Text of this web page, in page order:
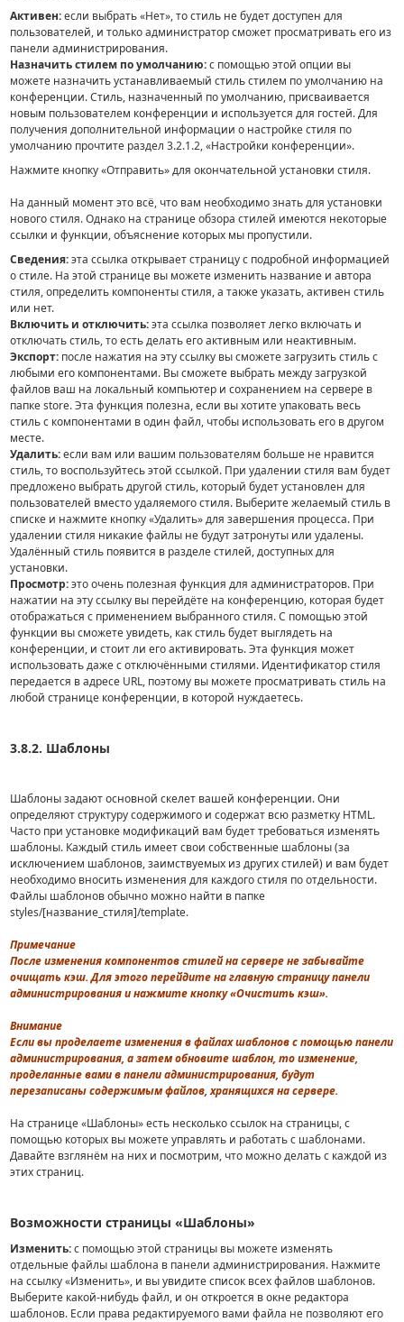
Активен:если выбрать «Нет», то стиль не будет доступен для
пользователей, и только администратор сможет просматривать его из
панели администрирования.
Назначить стилем по умолчанию:с помощью этой опции вы
можете назначить устанавливаемый стиль стилем по умолчанию на
конференции. Стиль, назначенный по умолчанию, присваивается
новым пользователем конференции и используется для гостей. Для
получения дополнительной информации о настройке стиля по
умолчанию прочтите раздел 3.2.1.2, «Настройки конференции».
Нажмите кнопку «Отправить» для окончательной установки стиля.
На данный момент это всё, что вам необходимо знать для установки
нового стиля. Однако на странице обзора стилей имеются некоторые
ссылки и функции, объяснение которых мы пропустили.
Сведения:эта ссылка открывает страницу с подробной информацией
о стиле. На этой странице вы можете изменить название и автора
стиля, определить компоненты стиля, а также указать, активен стиль
или нет.
Включить и отключить:эта ссылка позволяет легко включать и
отключать стиль, то есть делать его активным или неактивным.
Экспорт: после нажатия на эту ссылку вы сможете загрузить стиль с
любыми его компонентами. Вы сможете выбрать между загрузкой
файлов ваш на локальный компьютер и сохранением на сервере в
папке store. Эта функция полезна, если вы хотите упаковать весь
стиль с компонентами в один файл, чтобы использовать его в другом
месте.
Удалить:если вам или вашим пользователям больше не нравится
стиль, то воспользуйтесь этой ссылкой. При удалении стиля вам будет
предложено выбрать другой стиль, который будет установлен для
пользователей вместо удаляемого стиля. Выберите желаемый стиль в
списке и нажмите кнопку «Удалить» для завершения процесса. При
удалении стиля никакие файлы не будут затронуты или удалены.
Удалённый стиль появится в разделе стилей, доступных для
установки.
Просмотр:это очень полезная функция для администраторов. При
нажатии на эту ссылку вы перейдёте на конференцию, которая будет
отображаться с применением выбранного стиля. С помощью этой
функции вы сможете увидеть, как стиль будет выглядеть на
конференции, и стоит ли его активировать. Эта функция может
использовать даже с отключёнными стилями. Идентификатор стиля
передается в адресе URL, поэтому вы можете просматривать стиль на
любой странице конференции, в которой нуждаетесь.
3.8.2. Шаблоны
Шаблоны задают основной скелет вашей конференции. Они
определяют структуру содержимого и содержат всю разметку HTML.
Часто при установке модификаций вам будет требоваться изменять
шаблоны. Каждый стиль имеет свои собственные шаблоны (за
исключением шаблонов, заимствуемых из других стилей) и вам будет
необходимо вносить изменения для каждого стиля по отдельности.
Файлы шаблонов обычно можно найти в папке
styles/[название_стиля]/template.
Примечание
После изменения компонентов стилей на сервере не забывайте
очищать кэш. Для этого перейдите на главную страницу панели
администрирования и нажмите кнопку «Очистить кэш».
Внимание
Если вы проделаете изменения в файлах шаблонов с помощью панели
администрирования, а затем обновите шаблон, то изменение,
проделанные вами в панели администрирования, будут
перезаписаны содержимым файлов, хранящихся на сервере.
На странице «Шаблоны» есть несколько ссылок на страницы, с
помощью которых вы можете управлять и работать с шаблонами.
Давайте взглянём на них и посмотрим, что можно делать с каждой из
этих страниц.
Возможности страницы «Шаблоны»
Изменить:с помощью этой страницы вы можете изменять
отдельные файлы шаблона в панели администрирования. Нажмите
на ссылку «Изменить», и вы увидите список всех файлов шаблонов.
Выберите какой-нибудь файл, и он откроется в окне редактора
шаблонов. Если права редактируемого вами файла не позволяют его